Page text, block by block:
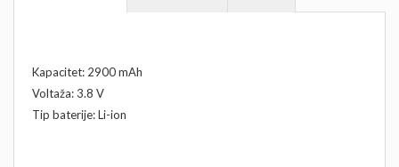
Kapacitet: 2900 mAh
Voltaža: 3.8 V
Tip baterije: Li-ion